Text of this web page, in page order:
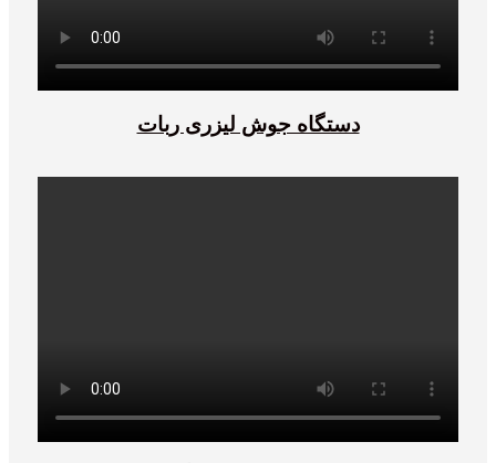
دستگاه جوش لیزری ربات